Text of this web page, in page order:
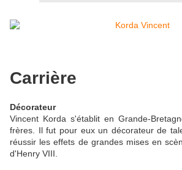
Carrière
Décorateur
Vincent Korda s'établit en Grande-
frères. Il fut pour eux un décorateur de
réussir les effets de grandes mises en
d'Henry VIII.